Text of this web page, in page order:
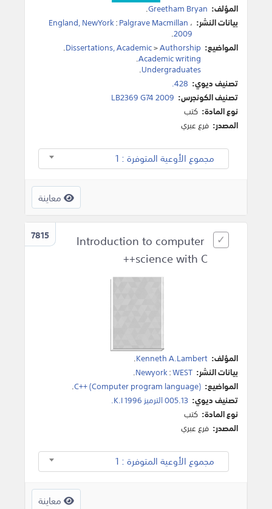
المؤلف: Greetham Bryan
.
بيانات النشر:
England, NewYork:Palgrave Macmillan ،
2009
.
المواضيع:
Dissertations, Academic>Authorship
.
Academic writing
.
Undergraduates
.
تصنيف ديوي: 428.
تصنيف الكونجرس: LB2369 G74 2009
نوع المادة: كتب
المصدر: فرع عبري
مجموع الأوعية المتوفرة : 1
معاينة
7815
Introduction to computer
science with C++
المؤلف: Kenneth A.Lambert
.
بيانات النشر:
Newyork:WEST
.
المواضيع: C++ (Computer program language)
.
تصنيف ديوي: 005.13 الترميز K.I 1996.
نوع المادة: كتب
المصدر: فرع عبري
مجموع الأوعية المتوفرة : 1
معاينة